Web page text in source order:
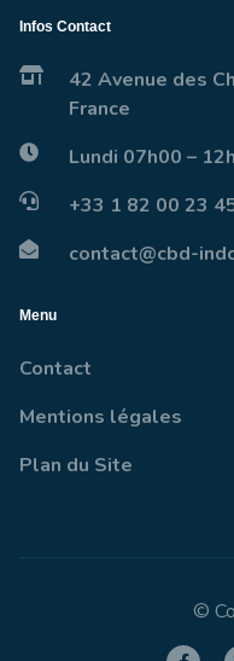
Infos Contact
42 Avenue des
France
Lundi 07h00 –
+33 1 82 00 23
contact@cbd-
Menu
Contact
Mentions légales
Plan du Site
©